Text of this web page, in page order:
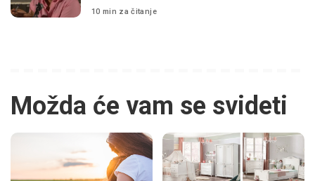
10 min za čitanje
Možda će vam se svideti